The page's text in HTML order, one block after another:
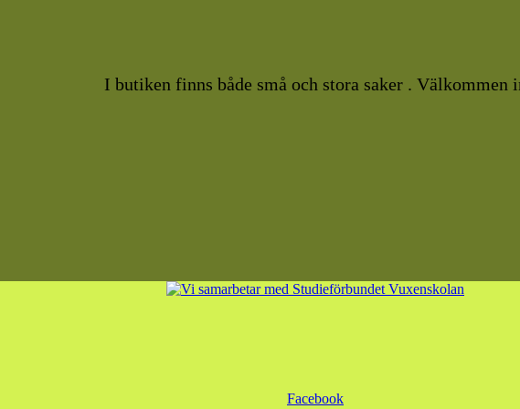
I butiken finns både små och stora saker . Välkommen
Facebook